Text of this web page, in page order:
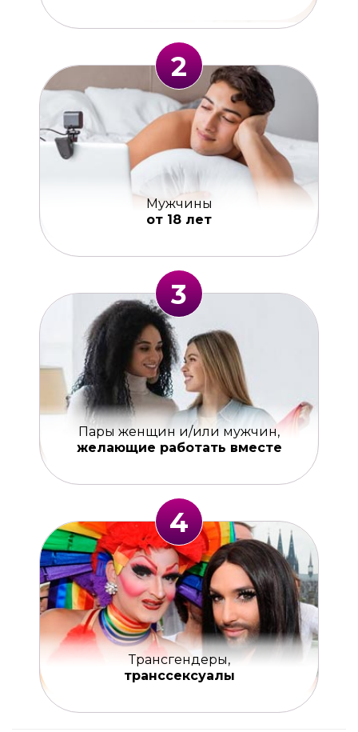
2
Мужчины
от 18 лет
3
Пары женщин и/или мужчин,
желающие работать вместе
4
Трансгендеры,
транссексуалы